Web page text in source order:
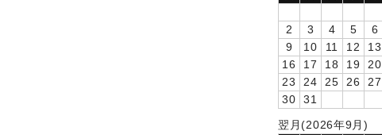
2
3 4 5 6
9
10 11 12 13
16
17 18 19 20
23
24 25 26 27
30
31
翌月(2026年9月)